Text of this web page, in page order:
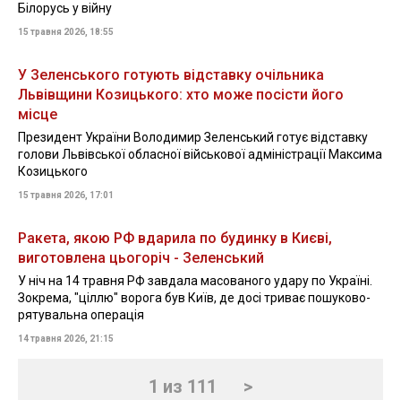
Білорусь у війну
15 травня 2026, 18:55
У Зеленського готують відставку очільника
Львівщини Козицького: хто може посісти його
місце
Президент України Володимир Зеленський готує відставку
голови Львівської обласної військової адміністрації Максима
Козицького
15 травня 2026, 17:01
Ракета, якою РФ вдарила по будинку в Києві,
виготовлена цьогоріч - Зеленський
У ніч на 14 травня РФ завдала масованого удару по Україні.
Зокрема, "ціллю" ворога був Київ, де досі триває пошуково-
рятувальна операція
14 травня 2026, 21:15
1 из 111 >